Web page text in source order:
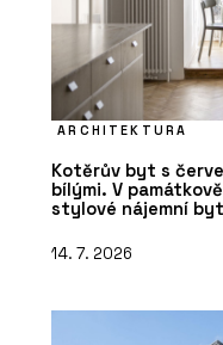
ARCHITEKTURA
Kotěrův byt s
bílými. V
stylové nájemní
14. 7. 2026